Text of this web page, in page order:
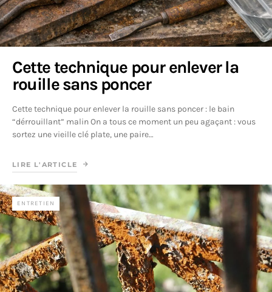
Cette technique pour enlever la
rouille sans poncer
Cette technique pour enlever la rouille sans poncer : le bain
“dérrouillant” malin On a tous ce moment un peu agaçant : vous
sortez une vieille clé plate, une paire…
LIRE L'ARTICLE
ENTRETIEN